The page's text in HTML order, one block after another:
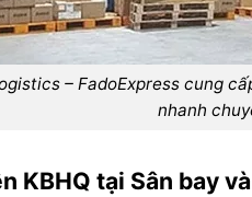
– FadoExpress cung
nhanh
KBHQ tại Sân bay